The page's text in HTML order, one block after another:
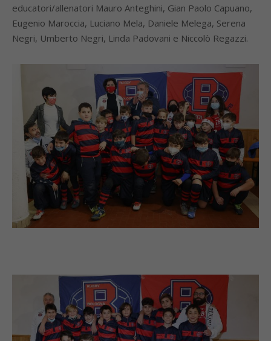
educatori/allenatori Mauro Anteghini, Gian Paolo Capuano,
Eugenio Maroccia, Luciano Mela, Daniele Melega, Serena
Negri, Umberto Negri, Linda Padovani e Niccolò Regazzi.